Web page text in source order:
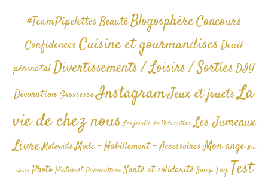
#TeamPipelettesBeautéBlogosphèreConcours
Confidences Cuisine et gourmandises Deuil
périnatalDivertissements / Loisirs / SortiesDIY
Décoration GrossesseInstagramJeux et jouetsLa
vie de chez nous Les jeudis de l'éducation Les Jumeaux
Livre Maternité Mode - Habillement - AccessoiresMon ange Non
classé Photo Pinterest Puériculture Santé et solidarité Swap TagTest